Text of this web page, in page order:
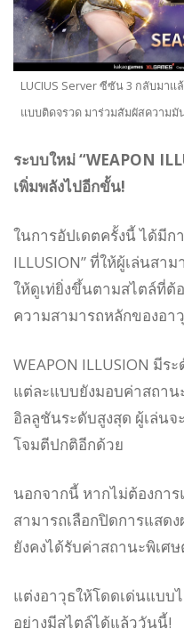
LUCIUS Server ซีซัน 3 กลับมาแ
แบบติดจรวด มาร่วมสัมผัสความ
ระบบใหม่ “WEAPON
เพิ่มพลังไปอีกขั้น!
ในการอัปเดตครั้งนี้ ได้มีก
ILLUSION” ที่ให้ผู้เล่นส
ให้ดูเท่ยิ่งขึ้นตามสไตล์ที่ต้
ความสามารถหลักของอา
WEAPON ILLUSION มี
แต่ละแบบยังมอบค่าสถาน
อิลลูชันระดับสูงสุด ผู้เล่นจ
โจมตีปกติอีกด้วย
นอกจากนี้ หากไม่ต้องกา
สามารถเลือกปิดการแสด
ยังคงได้รับค่าสถานะพิเศ
แต่งอาวุธให้โดดเด่นแบบ
อย่างมีสไตล์ได้แล้ววันนี้!